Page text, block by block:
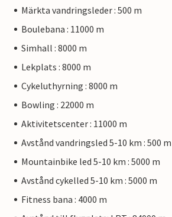
Märkta vandringsleder : 500 m
Boulebana : 11000 m
Simhall : 8000 m
Lekplats : 8000 m
Cykeluthyrning : 8000 m
Bowling : 22000 m
Aktivitetscenter : 11000 m
Avstånd vandringsled 5-10 km : 500 m
Mountainbike led 5-10 km : 5000 m
Avstånd cykelled 5-10 km : 5000 m
Fitness bana : 4000 m